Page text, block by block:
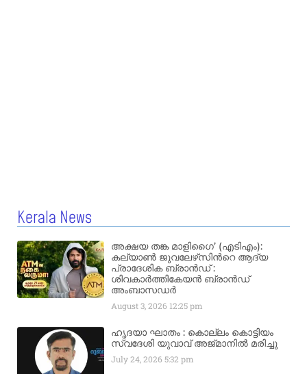
Kerala News
അക്ഷയ തങ്ക മാളിഗൈ’ (എടിഎം):
കല്യാണ്‍ ജുവലേഴ്‌സിന്‍റെ ആദ്യ
പ്രാദേശിക ബ്രാന്‍ഡ് :
ശിവകാര്‍ത്തികേയന്‍ ബ്രാന്‍ഡ്
അംബാസഡര്‍
August 3, 2026 12:25 pm
ഹൃദയാ ഘാതം : കൊല്ലം കൊട്ടിയം
സ്വദേശി യുവാവ് അജ്മാനിൽ മരിച്ചു
July 24, 20265:32 pm